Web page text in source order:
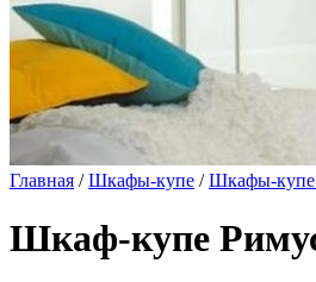
Главная /Шкафы-купе /Шкафы-купе
Шкаф-купе